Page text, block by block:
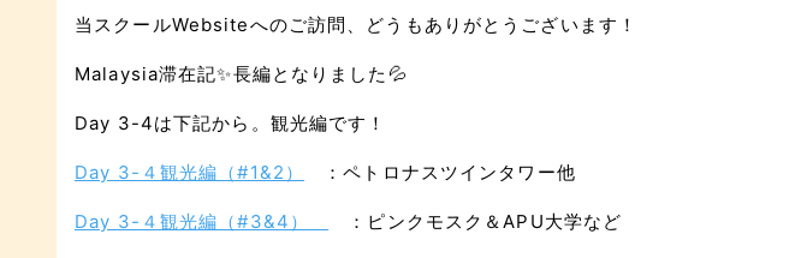
当スクールWebsiteへのご訪問、どうもありがとうございます！
Malaysia滞在記✨長編となりました💦
Day 3-4は下記から。観光編です！
Day 3-４観光編（#1&2） ：ペトロナスツインタワー他
Day 3-４観光編（#3&4） ：ピンクモスク＆APU大学など